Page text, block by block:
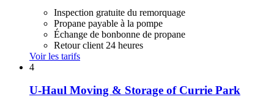
Inspection gratuite du remorquage
Propane payable à la pompe
Échange de bonbonne de propane
Retour client 24 heures
Voir les tarifs
4
U-Haul Moving & Storage of Currie Park